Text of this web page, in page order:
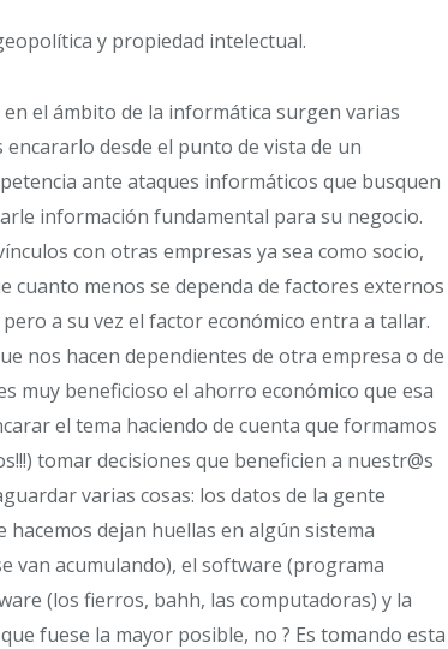
y propiedad intelectual.
el ámbito de la informática surgen varias
desde el punto de vista de un
ante ataques informáticos que busquen
información fundamental para su negocio.
con otras empresas ya sea como socio,
cuanto menos se dependa de factores externos
a su vez el factor económico entra a tallar.
nos hacen dependientes de otra empresa o de
muy beneficioso el ahorro económico que esa
el tema haciendo de cuenta que formamos
tomar decisiones que beneficien a nuestr@s
varias cosas: los datos de la gente
dejan huellas en algún sistema
van acumulando), el software (programa
(los fierros, bahh, las computadoras) y la
fuese la mayor posible, no ? Es tomando esta